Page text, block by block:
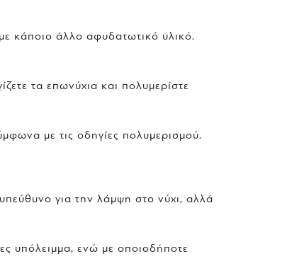
κάποιο άλλο αφυδατωτικό υλικό.
τα επωνύχια και πολυμερίστε
με τις οδηγίες πολυμερισμού.
για την λάμψη στο νύχι, αλλά
υπόλειμμα, ενώ με οποιοδήποτε